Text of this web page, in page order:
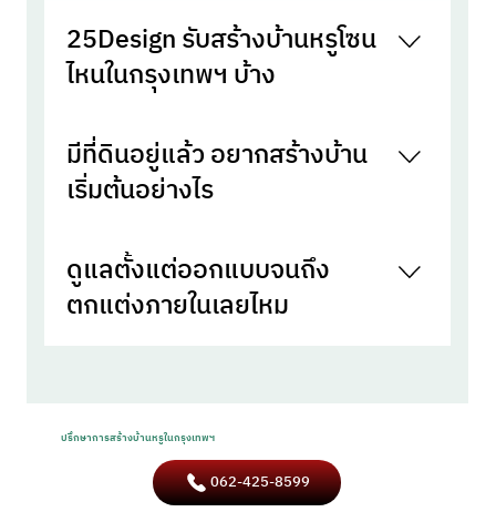
25Design รับสร้างบ้านหรูโซน
ไหนในกรุงเทพฯ บ้าง
ที่มีที่ดินสำหรับสร้างบ้านใหม่ เช่น โซนสายไหม-
รามอินทรา-วัชรพล โซนบางนา-ลาดกระบัง-ร่ม
เกล้า โซนพระราม 2-บางขุนเทียน และโซนประเวศ-
มีที่ดินอยู่แล้ว อยากสร้างบ้าน
เริ่มต้นอย่างไร
เพื่อประเมินแนวทางการออกแบบที่เหมาะกับแปลง
ที่ดิน ทิศทางแดดลม และไลฟ์สไตล์ของครอบครัว
จากนั้นจึงพัฒนาแบบบ้านร่วมกัน
ดูแลตั้งแต่ออกแบบจนถึง
ตกแต่งภายในเลยไหม
กัน
ปรึกษาการสร้างบ้านหรูในกรุงเทพฯ
062-425-8599